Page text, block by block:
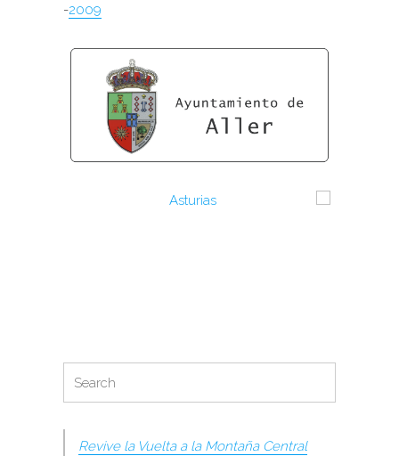
-2009
for:
Search
Revive la Vuelta a la Montaña Central